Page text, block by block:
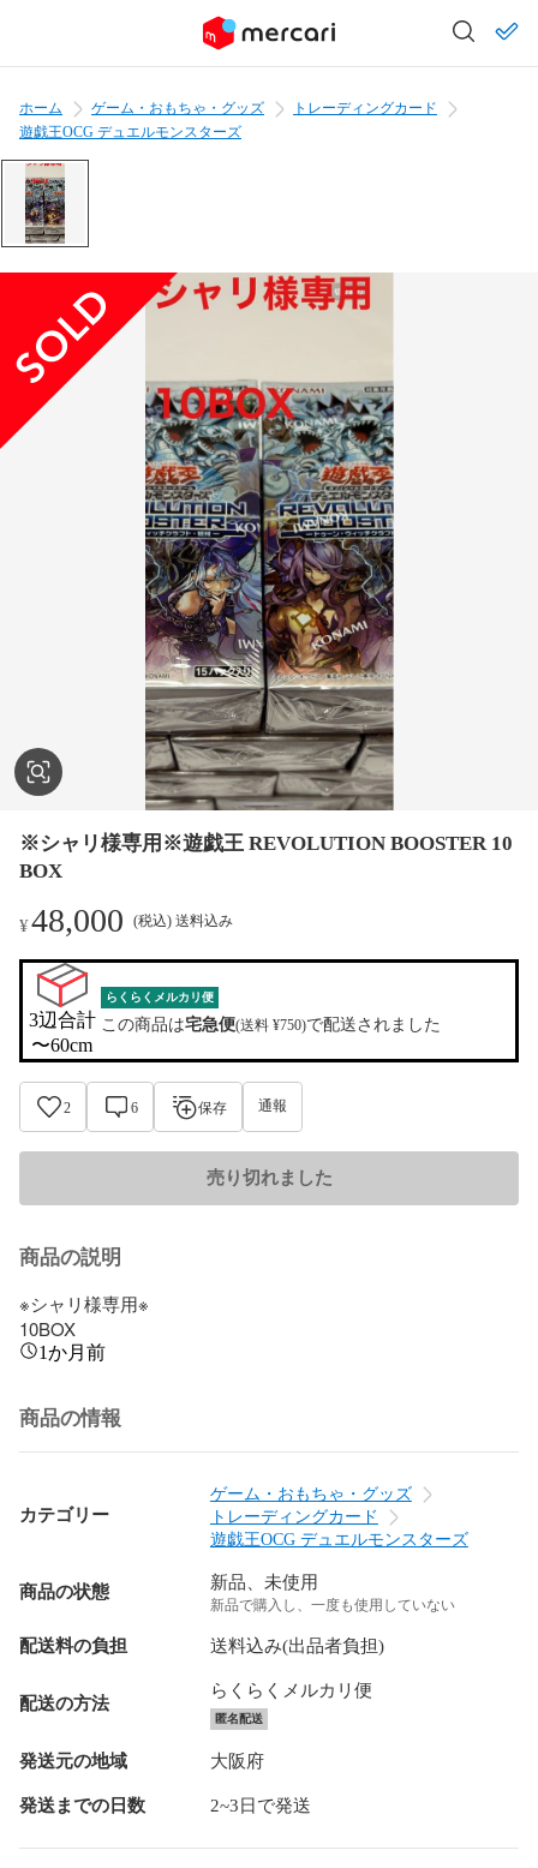
ホーム ゲーム・おもちゃ・グッズ
トレーディングカード
遊戯王OCG デュエルモンスターズ
※シャリ様専用※遊戯王 REVOLUTION BOOSTER 10
BOX
¥48,000 (税込) 送料込み
3辺合計
〜60cm
らくらくメルカリ便
この商品は宅急便(送料 ¥750)で配送されました
2 6 保存 通報
売り切れました
商品の説明
※シャリ様専用※
10BOX
1か月前
商品の情報
カテゴリー
ゲーム・おもちゃ・グッズ
トレーディングカード
遊戯王OCG デュエルモンスターズ
商品の状態 新品、未使用
新品で購入し、一度も使用していない
配送料の負担 送料込み(出品者負担)
配送の方法
らくらくメルカリ便
匿名配送
発送元の地域 大阪府
発送までの日数 2~3日で発送